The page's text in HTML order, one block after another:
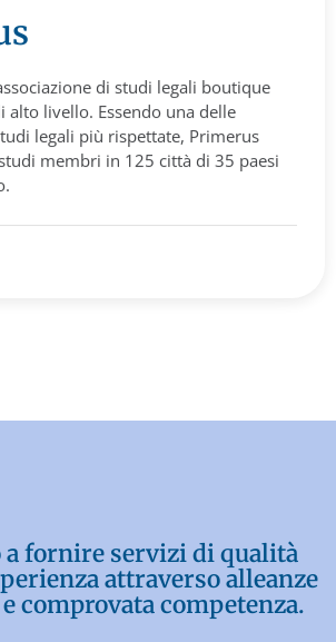
di studi legali boutique
alto livello. Essendo una delle
legali più rispettate, Primerus
membri in 125 città di 35 paesi
fornire servizi di qualità
attraverso alleanze
comprovata competenza.